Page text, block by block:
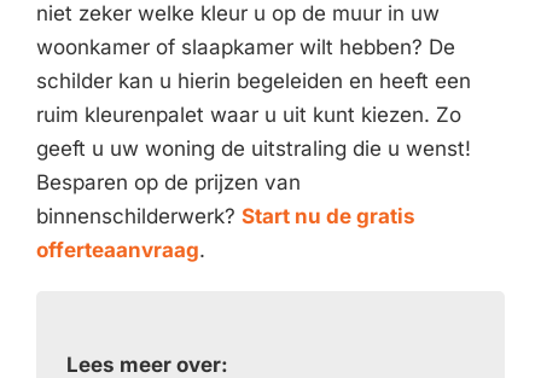
niet zeker welke kleur u op de muur in uw
woonkamer of slaapkamer wilt hebben? De
schilder kan u hierin begeleiden en heeft een
ruim kleurenpalet waar u uit kunt kiezen. Zo
geeft u uw woning de uitstraling die u wenst!
Besparen op de prijzen van
binnenschilderwerk? Start nu de gratis
offerteaanvraag.
Lees meer over: